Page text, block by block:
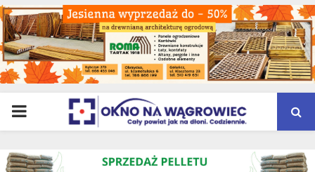
PRIMARY
MENU